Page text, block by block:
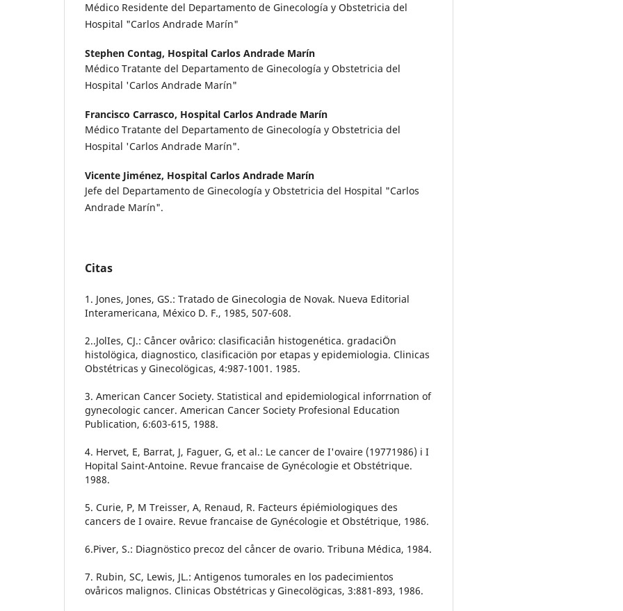
Médico Residente del Departamento de Ginecología y Obstetricia del
Hospital "Carlos Andrade Marín"
Stephen Contag, Hospital Carlos Andrade Marín
Médico Tratante del Departamento de Ginecología y Obstetricia del
Hospital 'Carlos Andrade Marín"
Francisco Carrasco, Hospital Carlos Andrade Marín
Médico Tratante del Departamento de Ginecología y Obstetricia del
Hospital 'Carlos Andrade Marín".
Vicente Jiménez, Hospital Carlos Andrade Marín
Jefe del Departamento de Ginecología y Obstetricia del Hospital "Carlos
Andrade Marín".
Citas
1. Jones, Jones, GS.: Tratado de Ginecologia de Novak. Nueva Editorial
Interamericana, México D. F., 1985, 507-608.
2..JolIes, CJ.: Cåncer ovårico: clasificaciån histogenética. gradaciÖn
histolögica, diagnostico, clasificaciön por etapas y epidemiologia. Clinicas
Obstétricas y Ginecolögicas, 4:987-1001. 1985.
3. American Cancer Society. Statistical and epidemiological inforrnation of
gynecologic cancer. American Cancer Society Profesional Education
Publication, 6:603-615, 1988.
4. Hervet, E, Barrat, J, Faguer, G, et al.: Le cancer de I'ovaire (19771986) i I
Hopital Saint-Antoine. Revue francaise de Gynécologie et Obstétrique.
1988.
5. Curie, P, M Treisser, A, Renaud, R. Facteurs épiémiologiques des
cancers de I ovaire. Revue francaise de Gynécologie et Obstétrique, 1986.
6.Piver, S.: Diagnöstico precoz del cåncer de ovario. Tribuna Médica, 1984.
7. Rubin, SC, Lewis, JL.: Antigenos tumorales en los padecimientos
ovåricos malignos. Clinicas Obstétricas y Ginecolögicas, 3:881-893, 1986.